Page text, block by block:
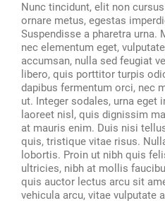
Nunc tincidunt, elit non
ornare metus, egestas
Suspendisse a pharetra urna.
nec elementum eget,
accumsan, nulla sed feugiat
libero, quis porttitor turpis
dapibus fermentum orci, nec
ut. Integer sodales, urna eget
laoreet nisl, quis dignissim
at mauris enim. Duis nisi
quis, tristique vitae risus.
lobortis. Proin ut nibh quis
ultricies, nibh at mollis
quis auctor lectus arcu sit
vehicula arcu, vitae vulputate